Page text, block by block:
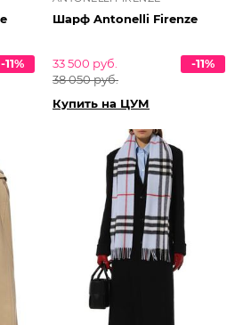
-11%
Шарф Antonelli Firenze
33 500 руб.
38 050 руб.
-11%
Купить на ЦУМ